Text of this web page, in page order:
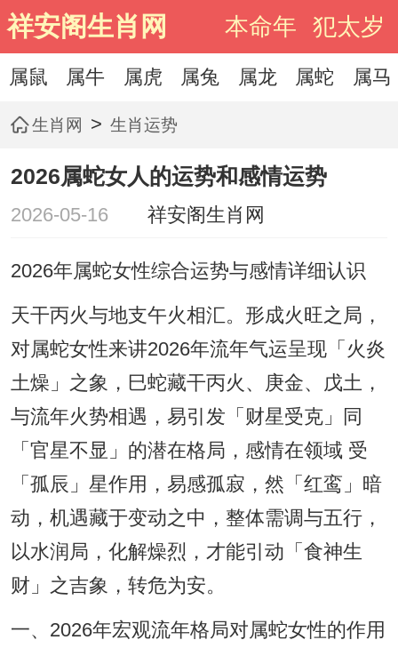
祥安阁生肖网 本命年 犯太岁
属鼠 属牛 属虎 属兔 属龙 属蛇 属马
生肖网 > 生肖运势
2026属蛇女人的运势和感情运势
2026-05-16 祥安阁生肖网
2026年属蛇女性综合运势与感情详细认识
天干丙火与地支午火相汇。形成火旺之局，
对属蛇女性来讲2026年流年气运呈现「火炎
土燥」之象，巳蛇藏干丙火、庚金、戊土，
与流年火势相遇，易引发「财星受克」同
「官星不显」的潜在格局，感情在领域 受
「孤辰」星作用，易感孤寂，然「红鸾」暗
动，机遇藏于变动之中，整体需调与五行，
以水润局，化解燥烈，才能引动「食神生
财」之吉象，转危为安。
一、2026年宏观流年格局对属蛇女性的作用